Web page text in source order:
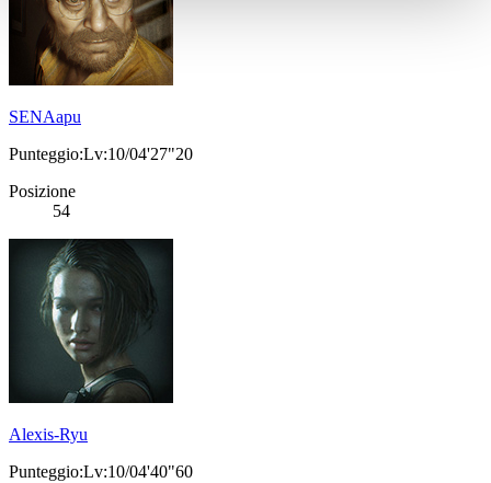
SENAapu
Punteggio:Lv:10/04'27"20
Posizione
54
Alexis-Ryu
Punteggio:Lv:10/04'40"60